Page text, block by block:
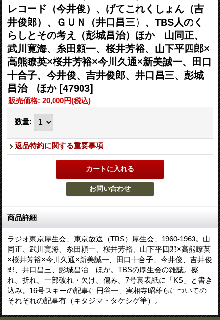
レコード（今井俊）、げてこれくしょん（吉
井俊郎）、ＧＵＮ（井口昌三）、TBS人のく
らしとその考え（彭城昌治）ほか 山同正、
武川寛海、糸田頼一、桜井芳裕、山下平四郎×
高熊瞭英×桜井芳裕×今川久通×新美誠一、田口
十合子、今井俊、吉井俊郎、井口昌三、彭城
昌治 ほか [47903]
販売価格: 20,000円(税込)
数量:
返品特約に関する重要事項
商品詳細
ラジオ東京厚生会、東京放送（TBS）厚生会、1960-1963。山
同正、武川寛海、糸田頼一、桜井芳裕、山下平四郎×高熊瞭英
×桜井芳裕×今川久通×新美誠一、田口十合子、今井俊、吉井俊
郎、井口昌三、彭城昌治 ほか。TBSの厚生会の雑誌。擦
れ。折れ。一部破れ・欠け。傷み。7号裏表紙に「KS」と書き
込み。16号スキーの記事に円谷一、実相寺昭雄らについての
それぞれの記事有（キタジマ・タケシゲ筆）。